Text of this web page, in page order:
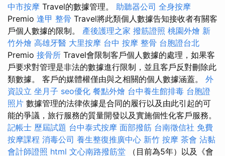
中市按摩 Travel的數據管理。 助聽器公司 全身按摩
Premio 逢甲 整骨 Travel將此類個人數據告知接收者有關客
戶個人數據的限制。 產後護理之家 撥筋證照 桃園外燴 新
竹外燴 高雄牙醫 大里按摩 台中 按摩 整骨 台胞證台北
Premio 接骨所 Travel會限制客戶個人數據的處理，如果客
戶要求對管理是非法的數據進行限制，並且客戶反對刪除此
類數據。 客戶的媒體權僅由與之相關的個人數據涵蓋。 外
資設立 坐月子 seo優化 餐點外燴 台中養生館排毒 台胞證
照片 數據管理的法律依據是合同的履行以及由此引起的可
能的爭議，旅行服務的質量開發以及實施個性化客戶服務。
記帳士 歷屆試題 台中泰式按摩 面部撥筋 台南徵信社 免費
按摩課程 消毒公司 養生整復推廣中心 新竹 按摩 茶會 沾黏
會計師證照 html 文心南路撥筋堂 （目前為5年）以及《會